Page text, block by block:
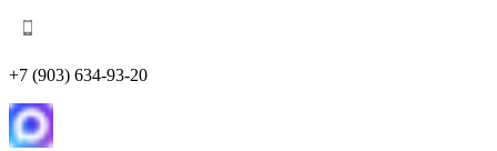
+7 (903) 634-93-20